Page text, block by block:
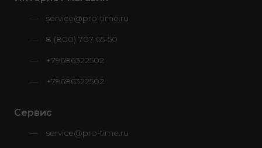
service@pro-time.ru
8 (800) 707-65-50
+79686322502
+79686322502
Сервис
service@pro-time.ru